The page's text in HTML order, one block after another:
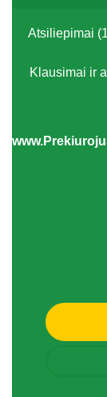
Atsiliepimai
Klausimai ir